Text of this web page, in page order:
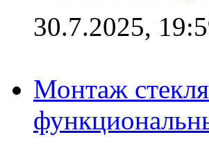
30.7.2025,
Монтаж